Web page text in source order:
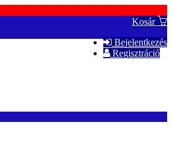
Kosár
Bejelentkezés
Regisztráció